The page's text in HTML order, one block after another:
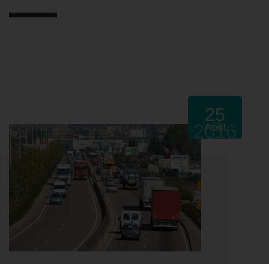
25
Août
2016